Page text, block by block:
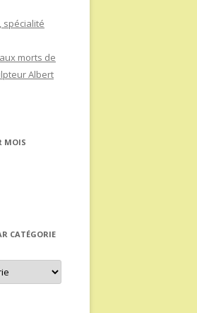
spécialité
morts de
Albert
MOIS
CATÉGORIE